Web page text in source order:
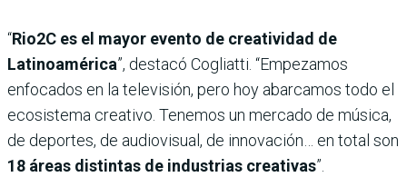
“Rio2C es el mayor evento de creatividad de
Latinoamérica”, destacó Cogliatti. “Empezamos
enfocados en la televisión, pero hoy abarcamos todo el
ecosistema creativo. Tenemos un mercado de música,
de deportes, de audiovisual, de innovación… en total son
18 áreas distintas de industrias creativas”.